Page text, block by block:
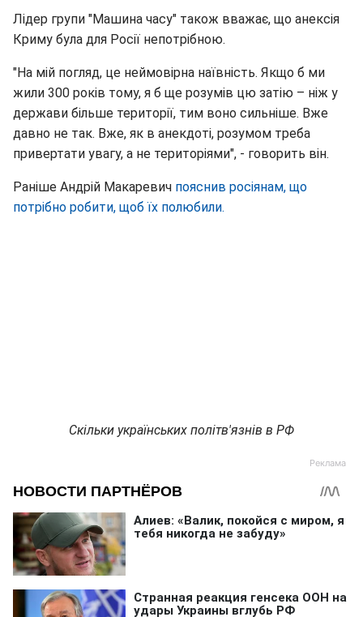
Лідер групи "Машина часу" також вважає, що анексія
Криму була для Росії непотрібною.
"На мій погляд, це неймовірна наївність. Якщо б ми
жили 300 років тому, я б ще розумів цю затію – ніж у
держави більше території, тим воно сильніше. Вже
давно не так. Вже, як в анекдоті, розумом треба
привертати увагу, а не територіями", - говорить він.
Раніше Андрій Макаревич пояснив росіянам, що
потрібно робити, щоб їх полюбили.
Скільки українських політв'язнів в РФ